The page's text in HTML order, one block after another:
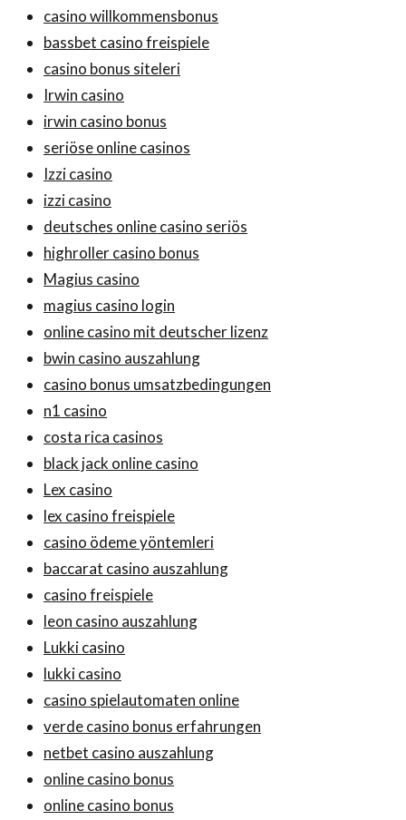
casino willkommensbonus
bassbet casino freispiele
casino bonus siteleri
Irwin casino
irwin casino bonus
seriöse online casinos
Izzi casino
izzi casino
deutsches online casino seriös
highroller casino bonus
Magius casino
magius casino login
online casino mit deutscher lizenz
bwin casino auszahlung
casino bonus umsatzbedingungen
n1 casino
costa rica casinos
black jack online casino
Lex casino
lex casino freispiele
casino ödeme yöntemleri
baccarat casino auszahlung
casino freispiele
leon casino auszahlung
Lukki casino
lukki casino
casino spielautomaten online
verde casino bonus erfahrungen
netbet casino auszahlung
online casino bonus
online casino bonus